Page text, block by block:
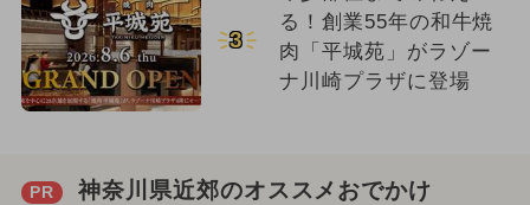
3
る！創業55年の和牛焼
肉「平城苑」がラゾー
ナ川崎プラザに登場
PR 神奈川県近郊のオススメおでかけ